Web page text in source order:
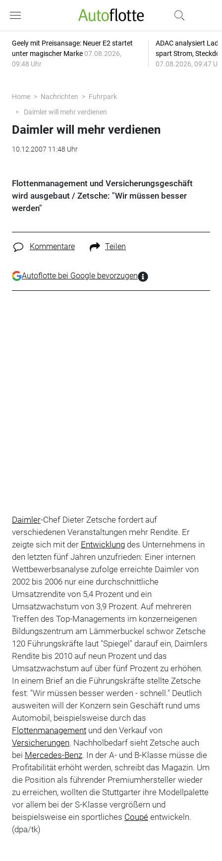
Geely mit Preisansage: Neuer E2 startet
unter magischer Marke 07.08.2026,
09:48 Uhr
ADAC analysiert
spart Strom,
07.08.2026, 09:47
Home Nachrichten
Fuhrpark
Daimler will mehr verdienen
Daimler will mehr verdienen
10.12.2007 11:48 Uhr
Flottenmanagement und Versicherungsgeschäft
wird ausgebaut / Zetsche: "Wir müssen besser
werden"
Kommentare Teilen
Autoflotte bei Google bevorzugen
Daimler-Chef Dieter Zetsche fordert auf
verschiedenen Veranstaltungen mehr Rendite. Er
zeigte sich mit der Entwicklungdes Unternehmens in
den letzten fünf Jahren unzufrieden: Einer internen
Wettbewerbsanalyse zufolge erreichte Daimler von
2002 bis 2006 nur eine durchschnittliche
Umsatzrendite von 5,4 Prozent und ein
Umsatzwachstum von 3,9 Prozent. Auf mehreren
Treffen des Top-Managements im konzerneigenen
Bildungszentrum am Lämmerbuckel schwor Zetsche
120 Führungskräfte laut "Spiegel" darauf ein, Daimlers
Rendite bis 2010 auf neun Prozent und das
Umsatzwachstum auf über fünf Prozent zu erhöhen.
In einem Brief an die Führungskräfte stellte Zetsche
fest: "Wir müssen besser werden - schnell." Deutlich
ausweiten will der Konzern sein Geschäft rund ums
Automobil, beispielsweise durch das
Flottenmanagementund den Verkauf von
Versicherungen. Nachholbedarf sieht Zetsche auch
bei Mercedes-Benz. In der A- und B-Klasse müsse die
Profitabilität erhöht werden, schreibt das Magazin. Um
die Position als führender Premiumhersteller wieder
zu erreichen, wollten die Stuttgarter ihre Modellpalette
vor allem bei der S-Klasse vergrößern und
beispielsweise ein sportliches Coupéentwickeln.
(dpa/tk)